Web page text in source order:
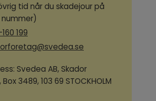
tid når du skadejour på
199
Svedea AB, Skador
3489, 103 69 STOCKHOLM